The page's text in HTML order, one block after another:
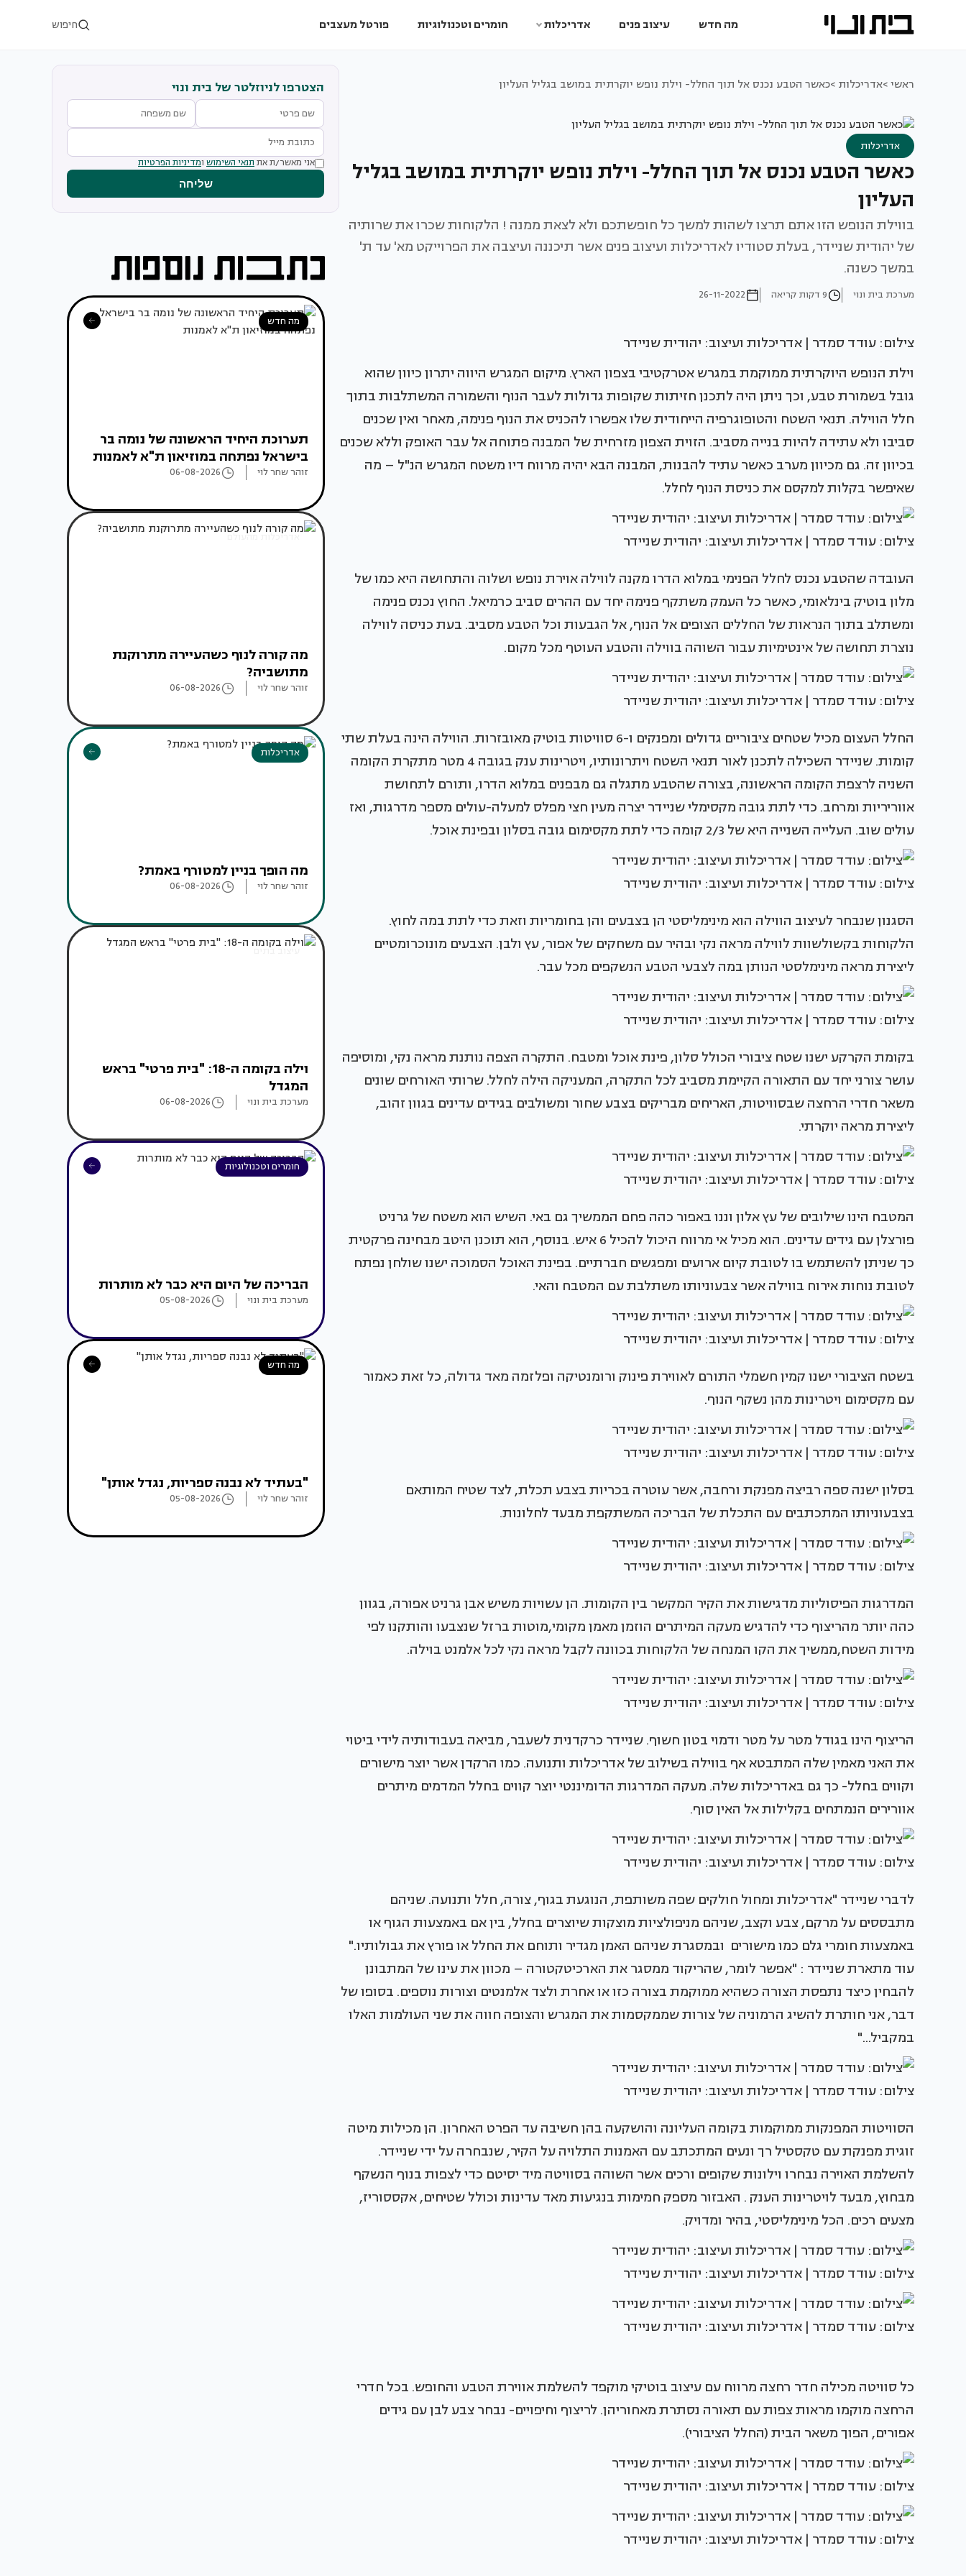
מה חדש עיצוב פנים אדריכלות חומרים וטכנולוגיות פורטל מעצבים חיפוש
ראשי >אדריכלות >כאשר הטבע נכנס אל תוך החלל- וילת נופש יוקרתית במושב בגליל העליון
אדריכלות
כאשר הטבע נכנס אל תוך החלל- וילת נופש יוקרתית במושב בגליל
העליון
בווילת הנופש הזו אתם תרצו לשהות למשך כל חופשתכם ולא לצאת ממנה ! הלקוחות שכרו את שרותיה
של יהודית שניידר, בעלת סטודיו לאדריכלות ועיצוב פנים אשר תיכננה ועיצבה את הפרוייקט מא' עד ת'
במשך כשנה.
מערכת בית ונוי 9 דקות קריאה 26-11-2022
צילום: עודד סמדר | אדריכלות ועיצוב: יהודית שניידר
וילת הנופש היוקרתית ממוקמת במגרש אטרקטיבי בצפון הארץ. מיקום המגרש היווה יתרון כיוון שהוא
גובל בשמורת טבע, וכך ניתן היה לתכנן חזיתות שקופות גדולות לעבר הנוף והשמורה המשתלבות בתוך
חלל הווילה. תנאי השטח והטופוגרפיה הייחודית שלו אפשרו להכניס את הנוף פנימה, מאחר ואין שכנים
סביבו ולא עתידה להיות בנייה מסביב. הזוית הצפון מזרחית של המבנה פתוחה אל עבר האופק וללא שכנים
בכיוון זה. גם מכיוון מערב כאשר עתיד להבנות, המבנה הבא יהיה מרווח דיו משטח המגרש הנ"ל – מה
שאיפשר בקלות למקסם את כניסת הנוף לחלל.
צילום: עודד סמדר | אדריכלות ועיצוב: יהודית שניידר
העובדה שהטבע נכנס לחלל הפנימי במלוא הדרו מקנה לווילה אוירת נופש ושלוה והתחושה היא כמו של
מלון בוטיק בינלאומי, כאשר כל העמק משתקף פנימה יחד עם ההרים סביב כרמיאל. החוץ נכנס פנימה
ומשתלב בתוך הנראות של החללים הצופים אל הנוף, אל הגבעות וכל הטבע מסביב. בעת כניסה לווילה
נוצרת תחושה של אינטימיות עבור השוהה בווילה והטבע העוטף מכל מקום.
צילום: עודד סמדר | אדריכלות ועיצוב: יהודית שניידר
החלל העצום מכיל שטחים ציבוריים גדולים ומפנקים ו-6 סוויטות בוטיק מאובזרות. הווילה הינה בעלת שתי
קומות. שניידר השכילה לתכנן לאור תנאי השטח ויתרונותיו, ויטרינות ענק בגובה 4 מטר מתקרת הקומה
השניה לרצפת הקומה הראשונה, בצורה שהטבע מתגלה גם מבפנים במלוא הדרו, ותורם לתחושת
אווריריות ומרחב. כדי לתת גובה מקסימלי שניידר יצרה מעין חצי מפלס למעלה-עולים מספר מדרגות, ואז
עולים שוב. העלייה השנייה היא של 2/3 קומה כדי לתת מקסימום גובה בסלון ובפינת אוכל.
צילום: עודד סמדר | אדריכלות ועיצוב: יהודית שניידר
הסגנון שנבחר לעיצוב הווילה הוא מינימליסטי הן בצבעים והן בחומריות וזאת כדי לתת במה לחוץ.
הלקוחות בקשולשוות לווילה מראה נקי ובהיר עם משחקים של אפור, עץ ולבן. הצבעים מונוכרומטיים
ליצירת מראה מינימלסטי הנותן במה לצבעי הטבע הנשקפים מכל עבר.
צילום: עודד סמדר | אדריכלות ועיצוב: יהודית שניידר
בקומת הקרקע ישנו שטח ציבורי הכולל סלון, פינת אוכל ומטבח. התקרה הצפה נותנת מראה נקי, ומוסיפה
עושר צורני יחד עם התאורה הקיימת מסביב לכל התקרה, המעניקה הילה לחלל. שרותי האורחים שונים
משאר חדרי הרחצה שבסוויטות, האריחים מבריקים בצבע שחור ומשולבים בגידים עדינים בגוון זהוב,
ליצירת מראה יוקרתי.
צילום: עודד סמדר | אדריכלות ועיצוב: יהודית שניידר
המטבח הינו שילובים של עץ אלון וננו באפור כהה פחם הממשיך גם באי. השיש הוא משטח של גרניט
פורצלן עם גידים עדינים. הוא מכיל אי מרווח היכול להכיל 6 איש. בנוסף, הוא תוכנן היטב מבחינה פרקטית
כך שניתן להשתמש בו לטובת קיום ארועים ומפגשים חברתיים. בפינת האוכל הסמוכה ישנו שולחן נפתח
לטובת נוחות אירוח בווילה אשר צבעוניותו משתלבת עם המטבח והאי.
צילום: עודד סמדר | אדריכלות ועיצוב: יהודית שניידר
בשטח הציבורי ישנו קמין חשמלי התורם לאווירת פינוק ורומנטיקה ופלזמה מאד גדולה, כל זאת כאמור
עם מקסימום ויטרינות מהן נשקף הנוף.
צילום: עודד סמדר | אדריכלות ועיצוב: יהודית שניידר
בסלון ישנה ספה רביצה מפנקת ורחבה, אשר עוטרה בכריות בצבע תכלת, לצד שטיח המותאם
בצבעוניותו המתכתבים עם התכלת של הבריכה המשתקפת מבעד לחלונות.
צילום: עודד סמדר | אדריכלות ועיצוב: יהודית שניידר
המדרגות הפיסוליות מדגישות את הקיר המקשר בין הקומות. הן עשויות משיש אבן גרניט אפורה, בגוון
כהה יותר מהריצוף כדי להדגיש מעקה המיתרים הוזמן מאמן מקומי,מוטות ברזל שנצבעו והותקנו לפי
מידות השטח,ממשיך את הקו המנחה של הלקוחות בכוונה לקבל מראה נקי לכל אלמנט בוילה.
צילום: עודד סמדר | אדריכלות ועיצוב: יהודית שניידר
הריצוף הינו בגודל מטר על מטר ודמוי בטון חשוף. שניידר כרקדנית לשעבר, מביאה בעבודותיה לידי ביטוי
את האני מאמין שלה המתבטא אף בווילה בשילוב של אדריכלות ותנועה. כמו הרקדן אשר יוצר מישורים
וקווים בחלל- כך גם באדריכלות שלה. מעקה המדרגות הדומיננטי יוצר קווים בחלל המדמים מיתרים
אוורירים הנמתחים בקלילות אל האין סוף.
צילום: עודד סמדר | אדריכלות ועיצוב: יהודית שניידר
לדברי שניידר "אדריכלות ומחול חולקים שפה משותפת, הנוגעת בגוף, צורה, חלל ותנועה. שניהם
מתבססים על מרקם, צבע וקצב, שניהם מניפולציות מוצקות שיוצרים בחלל, בין אם באמצעות הגוף או
באמצעות חומרי גלם כמו מישורים ובמסגרת שניהם האמן מגדיר ותוחם את החלל או פורץ את גבולותיו."
עוד מתארת שניידר : "אפשר לומר, שהריקוד ממסגר את הארכיטקטורה – מכוון את עינו של המתבונן
להבחין כיצד נתפסת הצורה כשהיא ממוקמת בצורה כזו או אחרת ולצד אלמנטים וצורות נוספים. בסופו של
דבר, אני חותרת להשיג הרמוניה של צורות שממקסמות את המגרש והצופה חווה את שני העולמות האלו
במקביל..."
צילום: עודד סמדר | אדריכלות ועיצוב: יהודית שניידר
הסוויטות המפנקות ממוקמות בקומה העליונה והושקעה בהן חשיבה עד הפרט האחרון. הן מכילות מיטה
זוגית מפנקת עם טקסטיל רך ונעים המתכתב עם האמנות התלויה על הקיר, שנבחרה על ידי שניידר.
להשלמת האוירה נבחרו וילונות שקופים ורכים אשר השוהה בסוויטה מיד יסיטם כדי לצפות בנוף הנשקף
מבחוץ, מבעד לויטרינות הענק . האבזור מספק חמימות בנגיעות מאד עדינות וכולל שטיחים, אקססוריז,
מצעים רכים. הכל מינימליסטי, בהיר ומדויק.
צילום: עודד סמדר | אדריכלות ועיצוב: יהודית שניידר
צילום: עודד סמדר | אדריכלות ועיצוב: יהודית שניידר
כל סוויטה מכילה חדר רחצה מרווח עם עיצוב בוטיקי מוקפד להשלמת אווירת הטבע והחופש. בכל חדרי
הרחצה מוקמו מראות צפות עם תאורה נסתרת מאחוריהן. לריצוף וחיפויים- נבחר צבע לבן עם גידים
אפורים, הפוך משאר הבית (החלל הציבורי).
צילום: עודד סמדר | אדריכלות ועיצוב: יהודית שניידר
צילום: עודד סמדר | אדריכלות ועיצוב: יהודית שניידר
הצטרפו לניוזלטר של בית ונוי
אני מאשר/ת את תנאי השימוש ומדיניות הפרטיות
שליחה
מה חדש
תערוכת היחיד הראשונה של נומה בר
בישראל נפתחה במוזיאון ת"א לאמנות
זוהר שחר לוי 06-08-2026
אדריכלות מהעולם
מה קורה לנוף כשהעיירה מתרוקנת
מתושביה?
זוהר שחר לוי 06-08-2026
אדריכלות
מה הופך בניין למטורף באמת?
זוהר שחר לוי 06-08-2026
עיצוב בתים
וילה בקומה ה-18: "בית פרטי" בראש
המגדל
מערכת בית ונוי 06-08-2026
חומרים וטכנולוגיות
הבריכה של היום היא כבר לא מותרות
מערכת בית ונוי 05-08-2026
מה חדש
"בעתיד לא נבנה ספריות, נגדל אותן"
זוהר שחר לוי 05-08-2026